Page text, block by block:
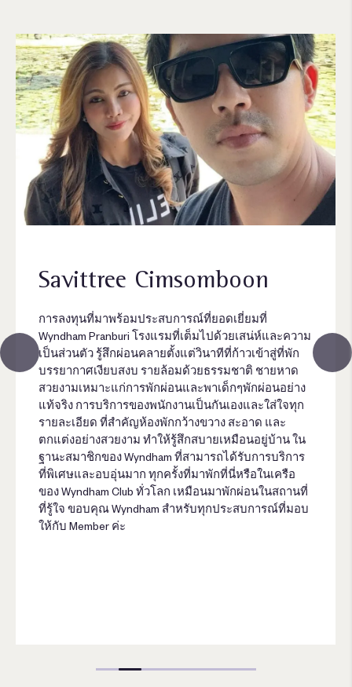
Theerapat Sawangrat
เราล่าสุดได้ไปทริปขับรถจากกรุงเทพฯ ไปภูเก็ตกับลูก
น้อยวัย 8 เดือน และมันเป็นประสบการณ์ที่ยอดเยี่ยม
ลูกน้อยของเรามีความสุขมากที่ได้เล่นในห้องตลอดทั้ง
วัน ซึ่งทำให้เราทั้งสองสามารถพักผ่อนและคลายเครียด
ได้อย่างเต็มที่ ห้องพักกว้างขวางและสะดวกสบาย ให้
บรรยากาศที่เหมาะสมสำหรับทั้งการเล่นและการพัก
ผ่อน เรายังได้เพลิดเพลินกับวิวที่สวยงามจากห้องพัก ซึ่ง
เพิ่มความผ่อนคลายให้กับการพักผ่อน
โดยรวมแล้ว ทริปนี้ประสบความสำเร็จ และบริการและ
สิ่งอำนวยความสะดวกที่ยอดเยี่ยมของโรงแรมมีส่วน
สำคัญในการทำให้ทริปนี้เป็นไปได้อย่างราบรื่น เราขอ